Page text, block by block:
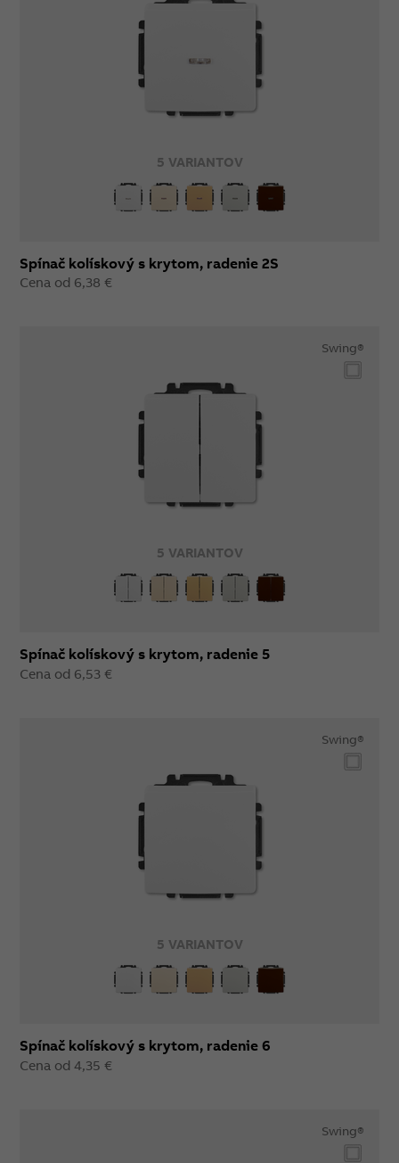
5 VARIANTOV
Spínač kolískový s krytom, radenie 2S
Cena od 6,38 €
5 VARIANTOV
Swing®
Spínač kolískový s krytom, radenie 5
Cena od 6,53 €
5 VARIANTOV
Swing®
Spínač kolískový s krytom, radenie 6
Cena od 4,35 €
Swing®